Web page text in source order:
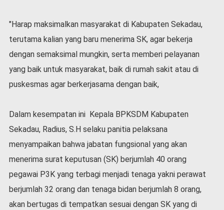
"Harap maksimalkan masyarakat di Kabupaten Sekadau,
terutama kalian yang baru menerima SK, agar bekerja
dengan semaksimal mungkin, serta memberi pelayanan
yang baik untuk masyarakat, baik di rumah sakit atau di
puskesmas agar berkerjasama dengan baik,
Dalam kesempatan ini Kepala BPKSDM Kabupaten
Sekadau, Radius, S.H selaku panitia pelaksana
menyampaikan bahwa jabatan fungsional yang akan
menerima surat keputusan (SK) berjumlah 40 orang
pegawai P3K yang terbagi menjadi tenaga yakni perawat
berjumlah 32 orang dan tenaga bidan berjumlah 8 orang,
akan bertugas di tempatkan sesuai dengan SK yang di